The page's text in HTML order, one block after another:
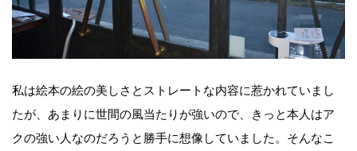
私は絵本の絵の美しさとストレートな内容に惹かれていまし
たが、あまりに世間の風当たりが強いので、きっと本人はア
クの強い人なのだろうと勝手に想像していました。そんなこ